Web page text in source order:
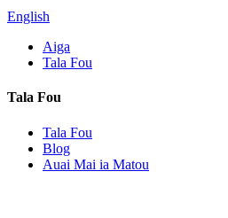
English
Aiga
Tala Fou
Tala Fou
Tala Fou
Blog
Auai Mai ia Matou